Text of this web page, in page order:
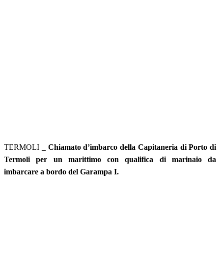
TERMOLI _ Chiamato d’imbarco della Capitaneria di Porto di
Termoli per un marittimo con qualifica di marinaio da
imbarcare a bordo del Garampa I.